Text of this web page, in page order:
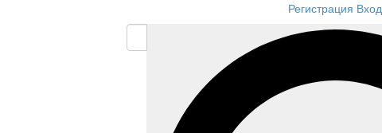
Регистрация Вход